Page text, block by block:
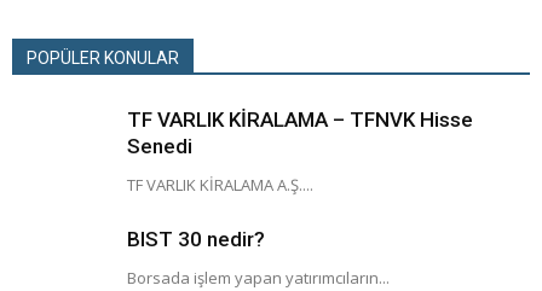
POPÜLER KONULAR
TF VARLIK KİRALAMA – TFNVK Hisse
Senedi
TF VARLIK KİRALAMA A.Ş....
BIST 30 nedir?
Borsada işlem yapan yatırımcıların...